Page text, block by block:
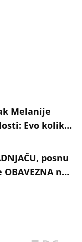
Melanije
Evo koliko
ovo suposnu
na
ISUSA